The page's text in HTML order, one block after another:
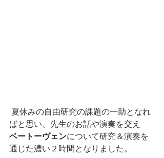
ばと思い、先生のお話や演奏を交え
ベートーヴェンについて研究＆演奏を
通じた濃い２時間となりました。